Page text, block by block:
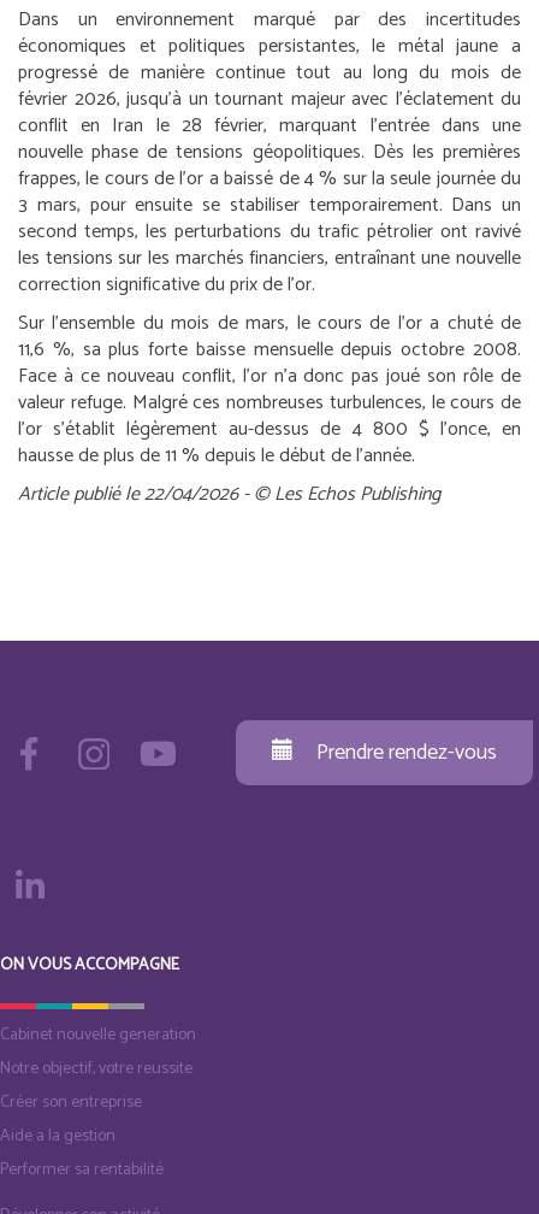
Dans un environnement marqué par des incertitudes
économiques et politiques persistantes, le métal jaune a
progressé de manière continue tout au long du mois de
février 2026, jusqu’à un tournant majeur avec l’éclatement du
conflit en Iran le 28 février, marquant l’entrée dans une
nouvelle phase de tensions géopolitiques. Dès les premières
frappes, le cours de l’or a baissé de 4 % sur la seule journée du
3 mars, pour ensuite se stabiliser temporairement. Dans un
second temps, les perturbations du trafic pétrolier ont ravivé
les tensions sur les marchés financiers, entraînant une nouvelle
correction significative du prix de l’or.
Sur l’ensemble du mois de mars, le cours de l’or a chuté de
11,6 %, sa plus forte baisse mensuelle depuis octobre 2008.
Face à ce nouveau conflit, l’or n’a donc pas joué son rôle de
valeur refuge. Malgré ces nombreuses turbulences, le cours de
l’or s’établit légèrement au-dessus de 4 800 $ l’once, en
hausse de plus de 11 % depuis le début de l’année.
Article publié le 22/04/2026 - © Les Echos Publishing
Prendre rendez-vous
ON VOUS ACCOMPAGNE
Cabinet nouvelle generation
Notre objectif, votre reussite
Créer son entreprise
Aide a la gestion
Performer sa rentabilité